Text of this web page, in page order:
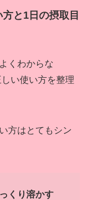
と1日の摂取目
くわからな
い使い方を整理
方はとてもシン
くり溶かす